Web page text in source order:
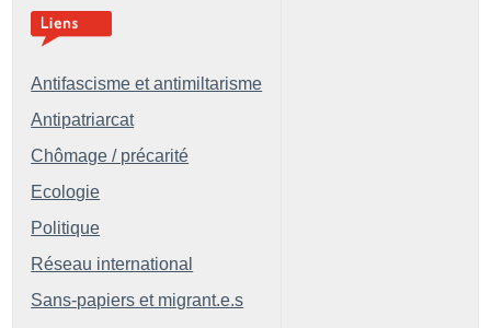
Antifascisme et antimiltarisme
Antipatriarcat
Chômage / précarité
Ecologie
Politique
Réseau international
Sans-papiers et migrant.e.s